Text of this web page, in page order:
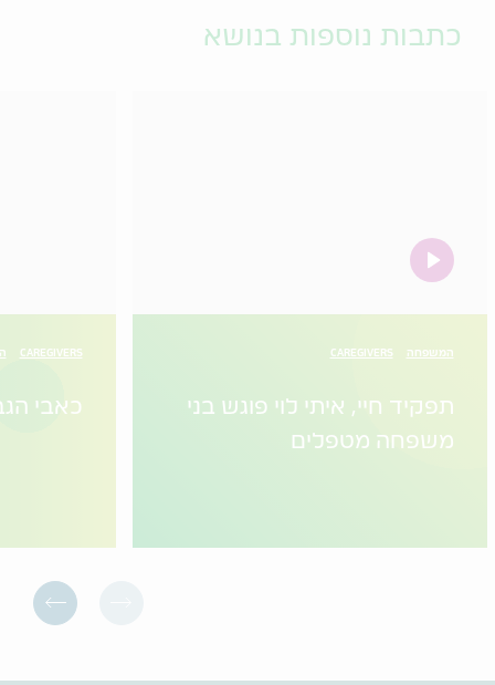
כתבות נוספות בנושא
video
המשפחה CAREGIVERS
תפקיד חיי, איתי לוי פוגש בני
משפחה מטפלים
CAREGIVERS
כאבי